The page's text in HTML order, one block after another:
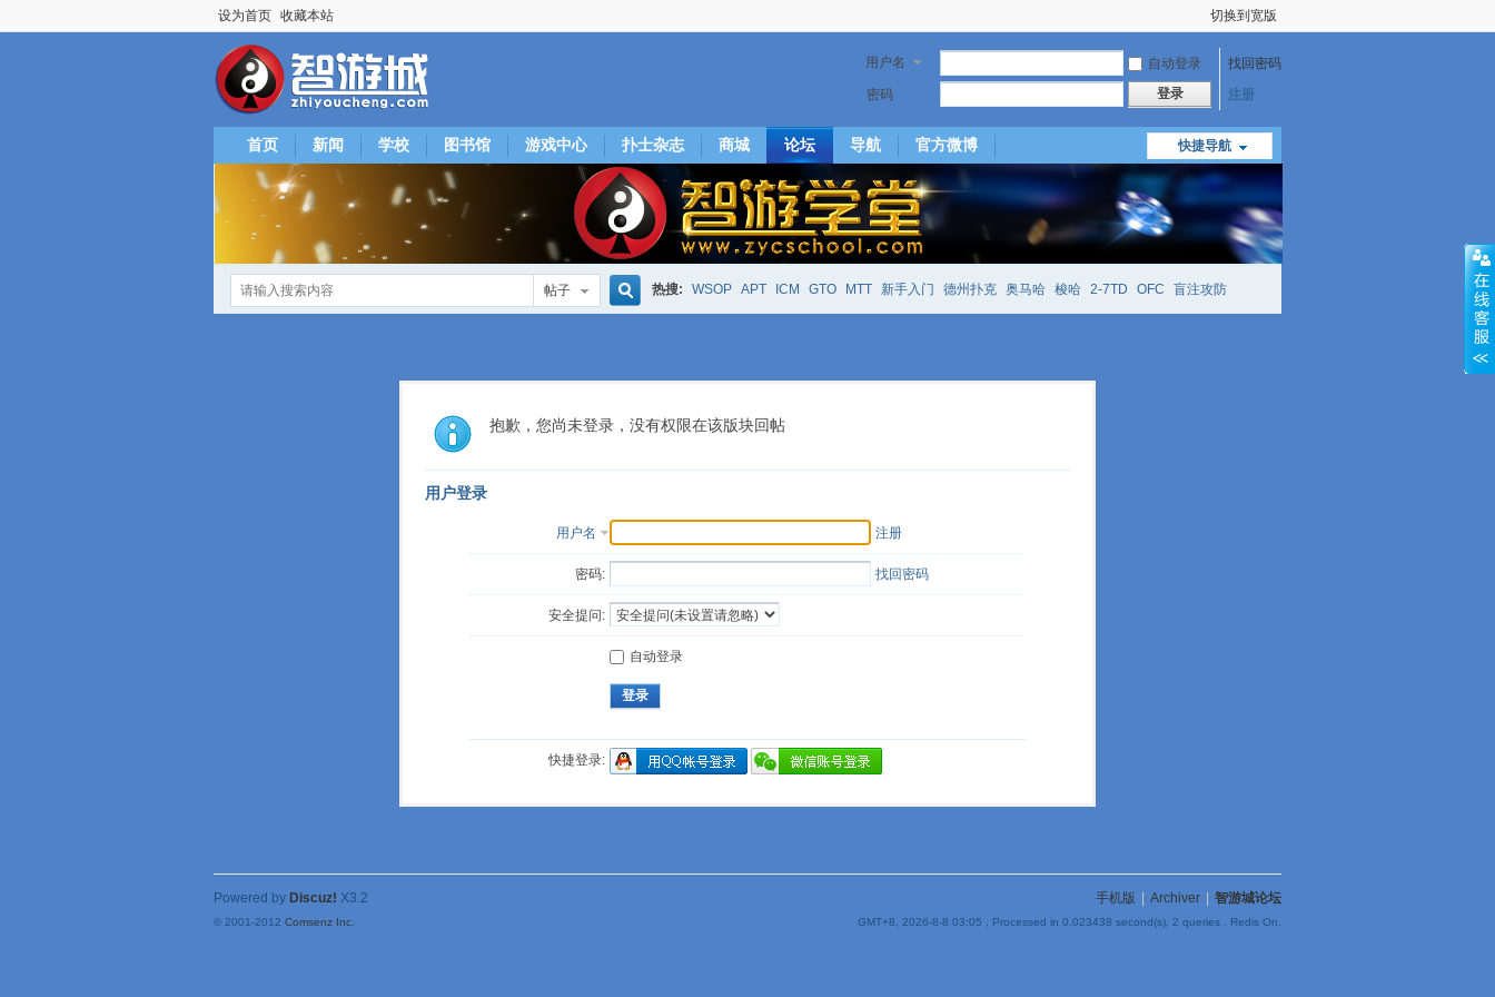
设为首页 收藏本站 切换到宽版
用户名 自动登录
找回密码
密码
登录 注册
快捷导航
首页 新闻 学校 图书馆 游戏中心 扑士杂志 商城 论坛 导航 官方微博
帖子
索
热搜: WSOP APT ICM GTO MTT 新手入门 德州扑克 奥马哈 梭哈 2-7TD OFC 盲注攻防
大发取钱 短筹码优势 澳门 永利
抱歉，您尚未登录，没有权限在该版块回帖
用户登录
用户名 注册
密码: 找回密码
安全提问:
自动登录
登录
快捷登录:
手机版 Archiver 智游城论坛
GMT+8, 2026-8-8 03:05 , Processed in 0.023438 second(s), 2 queries , Redis On.
Powered by Discuz! X3.2
© 2001-2012 Comsenz Inc.